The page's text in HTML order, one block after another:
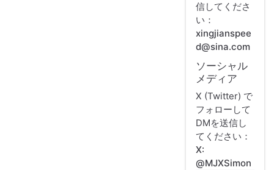
信してくださ
い：
xingjianspee
d@sina.com
ソーシャル
メディア
X (Twitter) で
フォローして
DMを送信し
てください：
X:
@MJXSimon